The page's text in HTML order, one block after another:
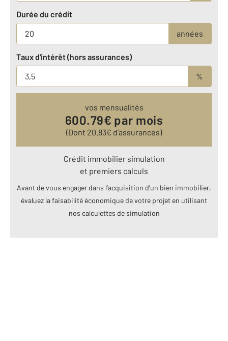
Durée du crédit
années
Taux d'intérêt (hors assurances)
%
vos mensualités
600.79€ par mois
(Dont 20.83€ d’assurances)
Crédit immobilier simulation
et premiers calculs
Avant de vous engager dans l’acquisition d’un bien immobilier,
évaluez la faisabilité économique de votre projet en utilisant
nos calculettes de simulation